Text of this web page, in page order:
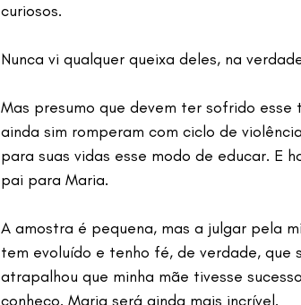
curiosos.
Nunca vi qualquer queixa deles, na
Mas presumo que devem ter sofrido
ainda sim romperam com ciclo de
para suas vidas esse modo de educar. E
pai para Maria.
A amostra é pequena, mas a julgar pela
tem evoluído e tenho fé, de verdade, que
atrapalhou que minha mãe tivesse
conheço. Maria será ainda mais incrível.